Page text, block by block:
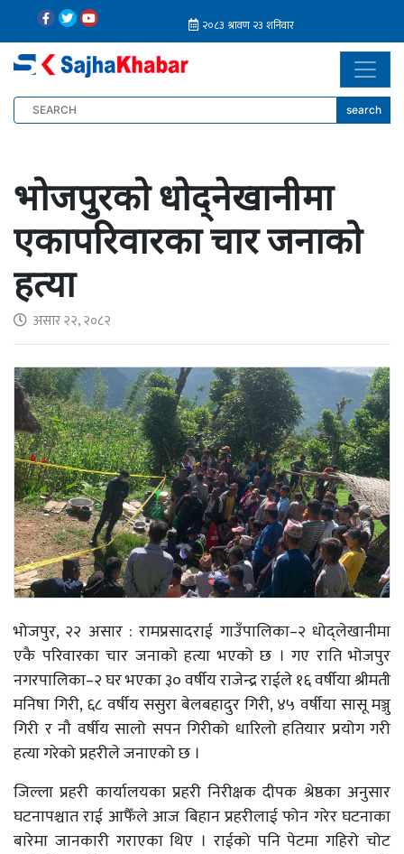
search
भोजपुरको धोद्नेखानीमा
एकापरिवारका चार जनाको
हत्या
असार २२, २०८२
भोजपुर, २२ असार : रामप्रसादराई गाउँपालिका–२ धोद्लेखानीमा
एकै परिवारका चार जनाको हत्या भएको छ । गए राति भोजपुर
नगरपालिका–२ घर भएका ३० वर्षीय राजेन्द्र राईले १६ वर्षीया श्रीमती
मनिषा गिरी, ६८ वर्षीय ससुरा बेलबहादुर गिरी, ४५ वर्षीया सासू मञ्जु
गिरी र नौ वर्षीय सालो सपन गिरीको धारिलो हतियार प्रयोग गरी
हत्या गरेको प्रहरीले जनाएको छ ।
जिल्ला प्रहरी कार्यालयका प्रहरी निरीक्षक दीपक श्रेष्ठका अनुसार
घटनापश्चात राई आफैँले आज बिहान प्रहरीलाई फोन गरेर घटनाका
बारेमा जानकारी गराएका थिए । राईको पनि पेटमा गहिरो चोट